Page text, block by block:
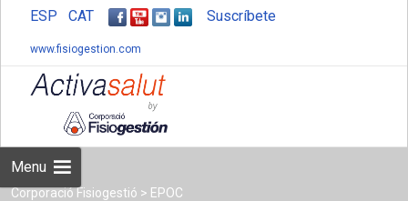
ESP CAT Suscríbete
www.fisiogestion.com
Menu
Corporació Fisiogestió > EPOC